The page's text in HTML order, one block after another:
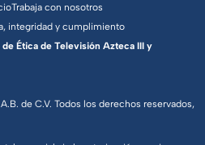
de C.V. Todos los derechos reservados,
Trabaja con nosotros
integridad y cumplimiento
Ética de Televisión Azteca III y